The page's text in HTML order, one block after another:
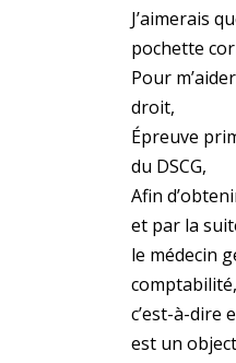
J’aimerais
pochette
Pour
droit,
Épreuve
du DSCG,
Afin
et par la
le médecin
comptabilité,
c’est-à-dire
est un